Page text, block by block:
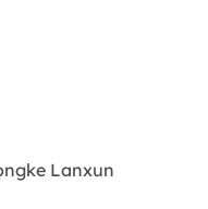
Lanxun